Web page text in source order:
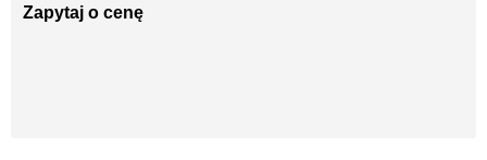
Zapytaj o cenę